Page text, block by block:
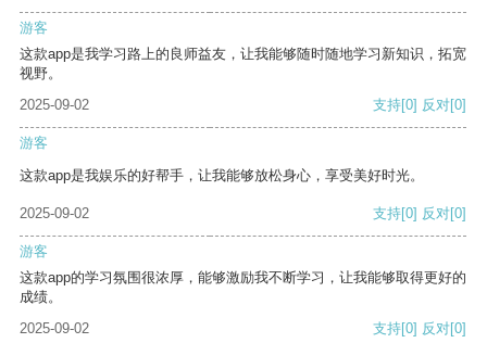
游客
这款app是我学习路上的良师益友，让我能够随时随地学习新知识，拓宽
视野。
2025-09-02
支持[0] 反对[0]
游客
这款app是我娱乐的好帮手，让我能够放松身心，享受美好时光。
2025-09-02 支持[0] 反对[0]
游客
这款app的学习氛围很浓厚，能够激励我不断学习，让我能够取得更好的
成绩。
2025-09-02
支持[0] 反对[0]